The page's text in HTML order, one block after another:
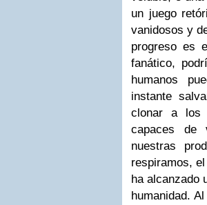
un juego
vanidosos y
progreso es
fanático,
humanos
instante
clonar a los
capaces de
nuestras
respiramos,
ha alcanzado
humanidad.